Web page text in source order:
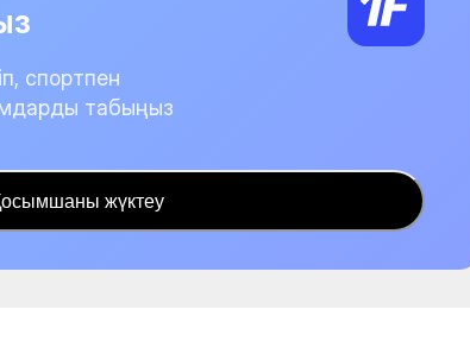
спортпен
табыңыз
жүктеу